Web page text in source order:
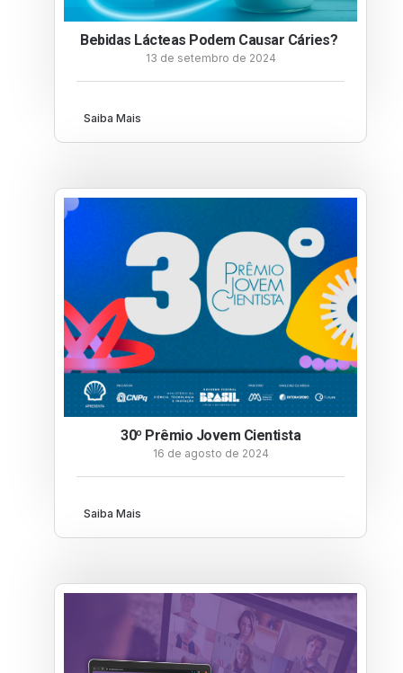
Bebidas Lácteas Podem Causar Cáries?
13 de setembro de 2024
Saiba Mais
30º Prêmio Jovem Cientista
16 de agosto de 2024
Saiba Mais